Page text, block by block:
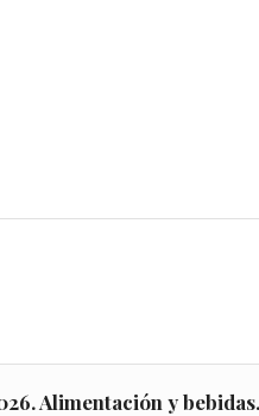
Alimentación y bebidas.